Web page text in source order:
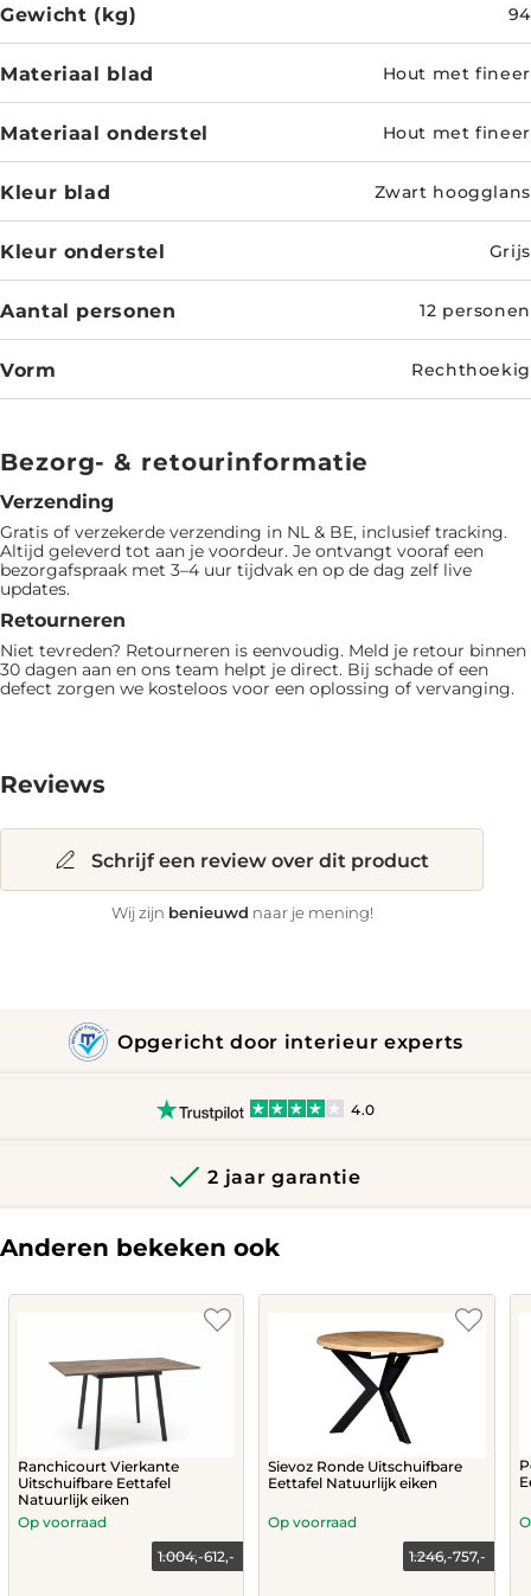
Gewicht (kg) 94
Materiaal blad Hout met fineer
Materiaal onderstel Hout met fineer
Kleur blad Zwart hoogglans
Kleur onderstel Grijs
Aantal personen 12 personen
Vorm Rechthoekig
Bezorg- & retourinformatie
Verzending
Gratis of verzekerde verzending in NL & BE, inclusief tracking.
Altijd geleverd tot aan je voordeur. Je ontvangt vooraf een
bezorgafspraak met 3–4 uur tijdvak en op de dag zelf live
updates.
Retourneren
Niet tevreden? Retourneren is eenvoudig. Meld je retour binnen
30 dagen aan en ons team helpt je direct. Bij schade of een
defect zorgen we kosteloos voor een oplossing of vervanging.
Reviews
Schrijf een review over dit product
Wij zijn benieuwd naar je mening!
Opgericht door interieur experts
4.0
2 jaar garantie
Anderen bekeken ook
Ranchicourt Vierkante
Uitschuifbare Eettafel
Natuurlijk eiken
612,-
Current
1.004,-
Original
Op voorraad
Sievoz Ronde Uitschuifbare
Eettafel Natuurlijk eiken
757,-
Current
1.246,-
Original
Op voorraad